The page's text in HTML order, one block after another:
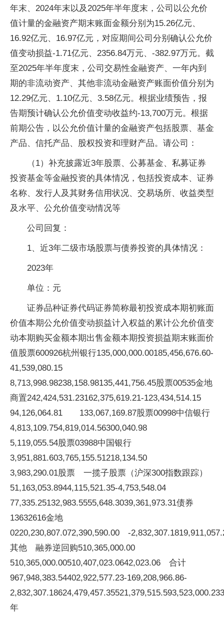
年末、2024年末以及2025年半年度末，公司以公允价
值计量的金融资产期末账面金额分别为15.26亿元、
16.92亿元、16.97亿元，对应期间公司分别确认公允价
值变动损益-1.71亿元、2356.84万元、-382.97万元。截
至2025年半年度末，公司交易性金融资产、一年内到
期的非流动资产、其他非流动金融资产账面价值分别为
12.29亿元、1.10亿元、3.58亿元。根据业绩预告，报
告期预计确认公允价值变动收益约-13,700万元。根据
前期公告，以公允价值计量的金融资产包括股票、基金
产品、信托产品、股权投资和理财产品。请公司：
（1）补充披露近3年股票、公募基金、私募证券
投资基金等金融投资的具体情况，包括投资成本、证券
名称、发行人及其财务信用状况、交易场所、收益类型
及水平、公允价值变动情况等
公司回复：
1、近3年二级市场股票与债券投资的具体情况：
2023年
单位：元
证券品种证券代码证券简称最初投资成本期初账面
价值本期公允价值变动损益计入权益的累计公允价值变
动本期购买金额本期出售金额本期投资损益期末账面价
值股票600926杭州银行135,000,000.00185,456,676.60-
41,539,080.15
8,713,998.98238,158.98135,441,756.45股票00535金地
商置242,424,531.23162,375,619.21-123,434,514.15
94,126,064.81 133,067,169.87股票00998中信银行
4,813,109.754,819,014.56300,040.98
5,119,055.54股票03988中国银行
3,951,881.603,765,155.51218,134.50
3,983,290.01股票 一揽子股票（沪深300指数跟踪）
51,163,053.8944,115,521.35-4,753,548.04
77,335.25132,983.5555,648.3039,361,973.31债券
13632616金地
0220,230,807.072,390,590.00 -
其他 融券逆回购510,365,000.00
510,365,000.00510,407,023.0642,023.06 合计
967,948,383.54402,922,577.23-169,208,966.86-
年